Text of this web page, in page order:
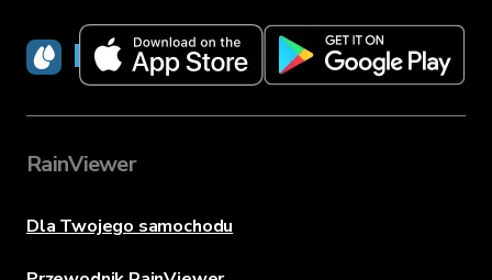
RainViewer
RainViewer
Dla Twojego samochodu